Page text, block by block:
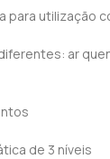
para utilização
ar
de 3 níveis